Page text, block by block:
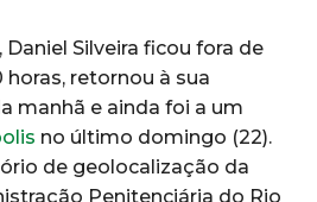
Silveira ficou fora de
horas, retornou à sua
manhã e ainda foi a um
no último domingo (22).
de geolocalização da
Penitenciária do Rio